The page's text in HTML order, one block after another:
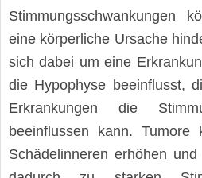
Stimmungsschwankungen
eine körperliche Ursache
sich dabei um eine
die Hypophyse beeinflusst,
Erkrankungen die
beeinflussen kann.
Schädelinneren erhöhen